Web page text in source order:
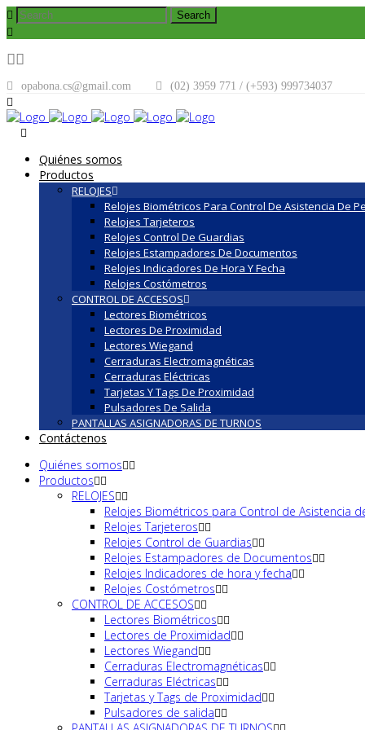
opabona.cs@gmail.com (02) 3959 771 / (+593) 999734037
Quiénes somos
Productos
RELOJES
Relojes Biométricos Para Control De Asistencia De
Relojes Tarjeteros
Relojes Control De Guardias
Relojes Estampadores De Documentos
Relojes Indicadores De Hora Y Fecha
Relojes Costómetros
CONTROL DE ACCESOS
Lectores Biométricos
Lectores De Proximidad
Lectores Wiegand
Cerraduras Electromagnéticas
Cerraduras Eléctricas
Tarjetas Y Tags De Proximidad
Pulsadores De Salida
PANTALLAS ASIGNADORAS DE TURNOS
Contáctenos
Quiénes somos
Productos
RELOJES
Relojes Biométricos para Control de Asistencia
Relojes Tarjeteros
Relojes Control de Guardias
Relojes Estampadores de Documentos
Relojes Indicadores de hora y fecha
Relojes Costómetros
CONTROL DE ACCESOS
Lectores Biométricos
Lectores de Proximidad
Lectores Wiegand
Cerraduras Electromagnéticas
Cerraduras Eléctricas
Tarjetas y Tags de Proximidad
Pulsadores de salida